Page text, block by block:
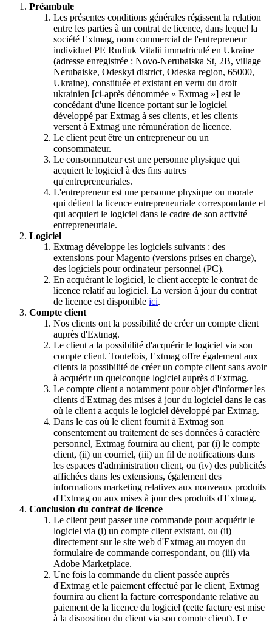
Préambule
Les présentes conditions générales régissent la relation
entre les parties à un contrat de licence, dans lequel la
société Extmag, nom commercial de l'entrepreneur
individuel PE Rudiuk Vitalii immatriculé en Ukraine
(adresse enregistrée : Novo-Nerubaiska St, 2B, village
Nerubaiske, Odeskyi district, Odeska region, 65000,
Ukraine), constituée et existant en vertu du droit
ukrainien [ci-après dénommée « Extmag »] est le
concédant d'une licence portant sur le logiciel
développé par Extmag à ses clients, et les clients
versent à Extmag une rémunération de licence.
Le client peut être un entrepreneur ou un
consommateur.
Le consommateur est une personne physique qui
acquiert le logiciel à des fins autres
qu'entrepreneuriales.
L'entrepreneur est une personne physique ou morale
qui détient la licence entrepreneuriale correspondante et
qui acquiert le logiciel dans le cadre de son activité
entrepreneuriale.
Logiciel
Extmag développe les logiciels suivants : des
extensions pour Magento (versions prises en charge),
des logiciels pour ordinateur personnel (PC).
En acquérant le logiciel, le client accepte le contrat de
licence relatif au logiciel. La version à jour du contrat
de licence est disponible ici.
Compte client
Nos clients ont la possibilité de créer un compte client
auprès d'Extmag.
Le client a la possibilité d'acquérir le logiciel via son
compte client. Toutefois, Extmag offre également aux
clients la possibilité de créer un compte client sans avoir
à acquérir un quelconque logiciel auprès d'Extmag.
Le compte client a notamment pour objet d'informer les
clients d'Extmag des mises à jour du logiciel dans le cas
où le client a acquis le logiciel développé par Extmag.
Dans le cas où le client fournit à Extmag son
consentement au traitement de ses données à caractère
personnel, Extmag fournira au client, par (i) le compte
client, (ii) un courriel, (iii) un fil de notifications dans
les espaces d'administration client, ou (iv) des publicités
affichées dans les extensions, également des
informations marketing relatives aux nouveaux produits
d'Extmag ou aux mises à jour des produits d'Extmag.
Conclusion du contrat de licence
Le client peut passer une commande pour acquérir le
logiciel via (i) un compte client existant, ou (ii)
directement sur le site web d'Extmag au moyen du
formulaire de commande correspondant, ou (iii) via
Adobe Marketplace.
Une fois la commande du client passée auprès
d'Extmag et le paiement effectué par le client, Extmag
fournira au client la facture correspondante relative au
paiement de la licence du logiciel (cette facture est mise
à la disposition du client via son compte client). Le